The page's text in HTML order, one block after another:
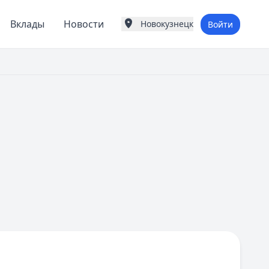
Вклады Новости
Города России
Новокузнецк Войти